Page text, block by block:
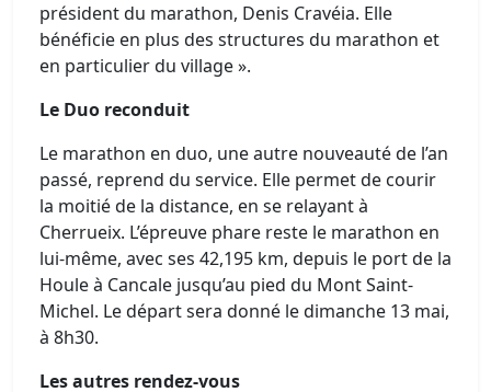
président du marathon, Denis Cravéia. Elle
bénéficie en plus des structures du marathon et
en particulier du village ».
Le Duo reconduit
Le marathon en duo, une autre nouveauté de l’an
passé, reprend du service. Elle permet de courir
la moitié de la distance, en se relayant à
Cherrueix. L’épreuve phare reste le marathon en
lui-même, avec ses 42,195 km, depuis le port de la
Houle à Cancale jusqu’au pied du Mont Saint-
Michel. Le départ sera donné le dimanche 13 mai,
à 8h30.
Les autres rendez-vous